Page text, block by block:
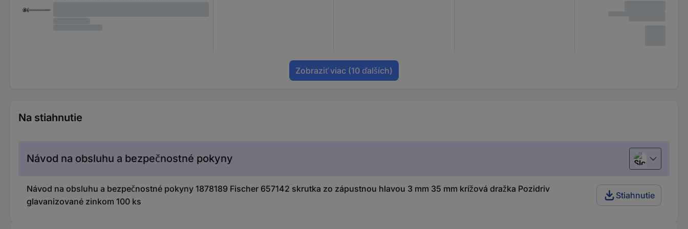
Zobraziť viac (10 ďalších)
Na stiahnutie
Návod na obsluhu a bezpečnostné pokyny Slovenčina
Návod na obsluhu a bezpečnostné pokyny 1878189 Fischer 657142 skrutka zo zápustnou hlavou 3 mm 35 mm krížová dražka Pozidriv
glavanizované zinkom 100 ks
Stiahnutie